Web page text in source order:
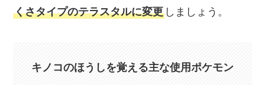
くさタイプのテラスタルに変更 しましょう。
キノコのほうしを覚える主な使用ポケモン